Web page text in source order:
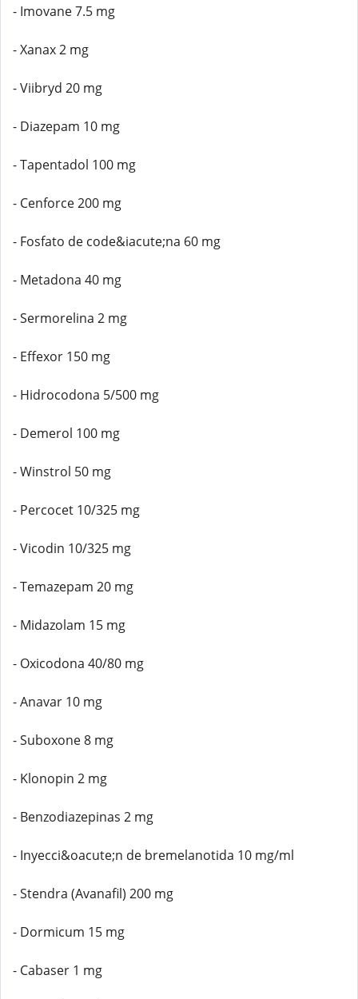
- Imovane 7.5 mg
- Xanax 2 mg
- Viibryd 20 mg
- Diazepam 10 mg
- Tapentadol 100 mg
- Cenforce 200 mg
- Fosfato de code&iacute;na 60 mg
- Metadona 40 mg
- Sermorelina 2 mg
- Effexor 150 mg
- Hidrocodona 5/500 mg
- Demerol 100 mg
- Winstrol 50 mg
- Percocet 10/325 mg
- Vicodin 10/325 mg
- Temazepam 20 mg
- Midazolam 15 mg
- Oxicodona 40/80 mg
- Anavar 10 mg
- Suboxone 8 mg
- Klonopin 2 mg
- Benzodiazepinas 2 mg
- Inyecci&oacute;n de bremelanotida 10 mg/ml
- Stendra (Avanafil) 200 mg
- Dormicum 15 mg
- Cabaser 1 mg